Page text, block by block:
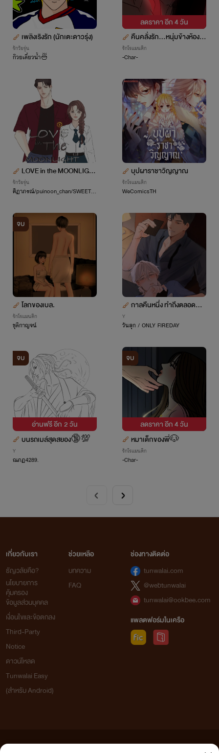
เพลิงเริงรัก (นักเตะดาวรุ่ง)
รักวัยรุ่น
ก๊วยเตี๋ยวน้ำ🍜
ลดราคา อีก4 วัน
คืนคลั่งรัก...หนุ่มข้างห้อง
❤️‍🔥
รักโรแมนติก
-Char-
LOVE in the MOONLIGH
T
รักวัยรุ่น
ศิฏาภรณ์/puinoon_chan/SWEETTI
บุปผาราชาวิญญาณ
รักโรแมนติก
WeComicsTH
จบ
โลกของเบล.
รักโรแมนติก
ชุติกาญจน์
กาลคืนหนึ่ง ทำถึงตลอดกา
Y
วันสุก / ONLY FIREDAY
จบ
อ่านฟรี อีก 2 วัน
บนรถเมล์สุดสยอง🔞💯
Y
ณภฏ4289.
จบ
ลดราคา อีก4 วัน
หมาเด็กของพี่🐶
รักโรแมนติก
-Char-
เกี่ยวกับเรา
ธัญวลัยคือ?
นโยบายการ
คุ้มครอง
ข้อมูลส่วนบุคคล
เงื่อนไขและข้อตกลง
Third-Party
Notice
ดาวน์โหลด
Tunwalai Easy
(สำหรับ Android)
ช่วยเหลือ
บทความ
FAQ
ช่องทางติดต่อ
tunwalai.com
@webtunwalai
tunwalai@ookbee.com
แพลตฟอร์มในเครือ